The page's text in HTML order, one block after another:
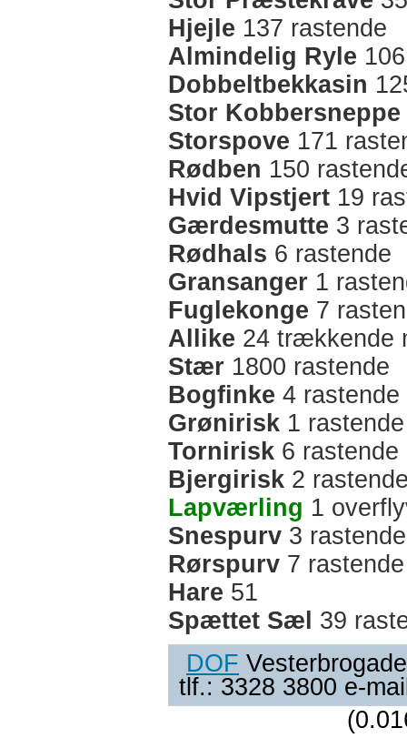
Hjejle 137 rastende
Almindelig Ryle
Dobbeltbekkasin
Stor Kobbersneppe
Storspove 171
Rødben 150
Hvid Vipstjert 19
Gærdesmutte 3
Rødhals 6 rastende
Gransanger 1
Fuglekonge 7
Allike 24 trækkende
Stær 1800 rastende
Bogfinke 4 rastende
Grønirisk 1 rastende
Tornirisk 6 rastende
Bjergirisk 2
Lapværling 1
Snespurv 3 rastende
Rørspurv 7 rastende
Hare 51
Spættet Sæl 39
DOF
tlf.: 3328 3800 e-